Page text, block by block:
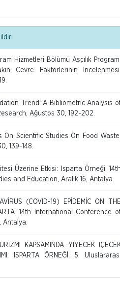
Hizmetleri Bölümü Aşçılık Programı
Çevre Faktörlerinin İncelenmesi.
Trend: A Bibliometric Analysis
Ağustos 30, 192-202.
On Scientific Studies On Food Waste.
139-148.
Üzerine Etkisi: Isparta Örneği. 14th
and Education, Aralık 16, Antalya.
(COVID-19) EPİDEMİC ON THE
14th International Conference
Antalya.
KAPSAMINDA YİYECEK
ISPARTA ÖRNEĞİ. 5. Uluslararası